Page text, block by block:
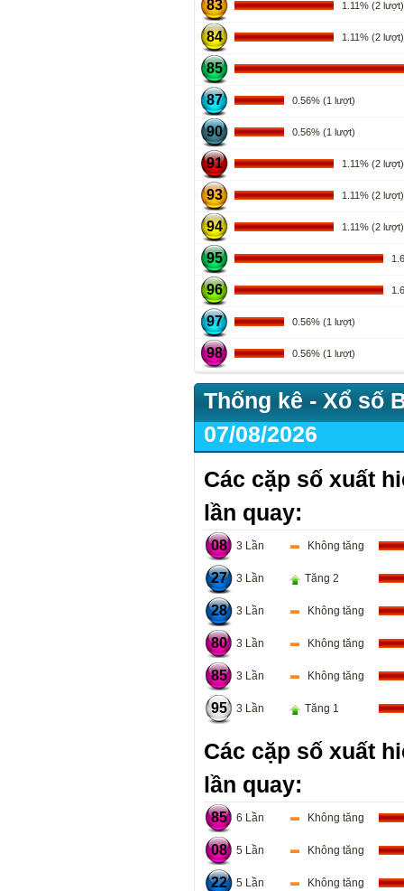
83 1.11% (2 lượt)
84 1.11% (2 lượt)
85
87 0.56% (1 lượt)
90 0.56% (1 lượt)
91 1.11% (2 lượt)
93 1.11% (2 lượt)
94 1.11% (2 lượt)
95
96
97 0.56% (1 lượt)
98 0.56% (1 lượt)
Thống kê - Xổ số
07/08/2026
Các cặp số xuất
lần quay:
08 3 Lần Không tăng
27 3 Lần Tăng 2
28 3 Lần Không tăng
80 3 Lần Không tăng
85 3 Lần Không tăng
95 3 Lần Tăng 1
Các cặp số xuất
lần quay:
85 6 Lần Không tăng
08 5 Lần Không tăng
22 5 Lần Không tăng